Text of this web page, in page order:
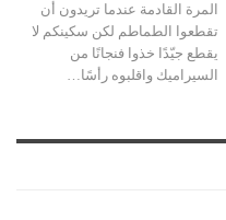
المرة القادمة عندما تريدون أن
تقطعوا الطماطم لكن سكينكم لا
يقطع جيّدًا خذوا فنجانًا من
السيراميك واقلبوه رأسًا…